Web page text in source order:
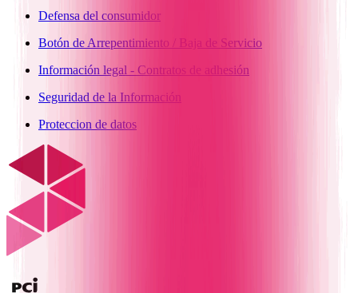
Defensa del consumidor
Botón de Arrepentimiento / Baja de Servicio
Información legal - Contratos de adhesión
Seguridad de la Información
Proteccion de datos